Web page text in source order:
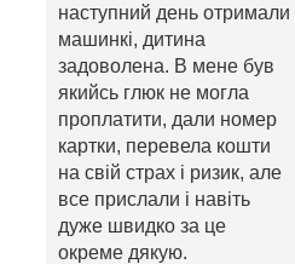
наступний день отримали
машинкі, дитина
задоволена. В мене був
якийсь глюк не могла
проплатити, дали номер
картки, перевела кошти
на свій страх і ризик, але
все прислали і навіть
дуже швидко за це
окреме дякую.